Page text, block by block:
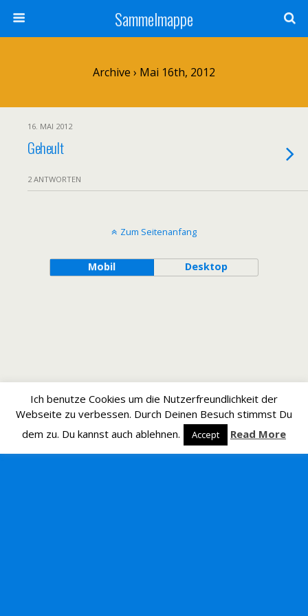
Sammelmappe
Archive › Mai 16th, 2012
16. MAI 2012
Geheult
2 ANTWORTEN
Zum Seitenanfang
Mobil Desktop
Ich benutze Cookies um die Nutzerfreundlichkeit der
Webseite zu verbessen. Durch Deinen Besuch stimmst Du
dem zu. Du kannst auch ablehnen.
Accept Read More